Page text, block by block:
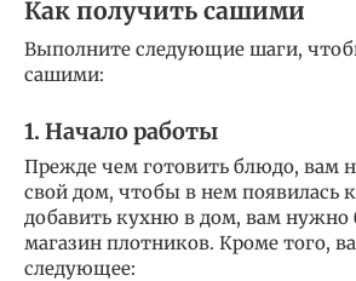
Как получить сашими
Выполните следующие шаги,
сашими:
1. Начало работы
Прежде чем готовить блюдо, вам
свой дом, чтобы в нем появилась
добавить кухню в дом, вам нужно
магазин плотников. Кроме того,
следующее: